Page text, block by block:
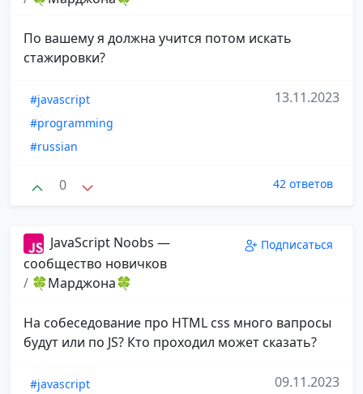
По вашему я должна учится потом искать
стажировки?
#javascript
#programming
#russian
13.11.2023
0 42 ответов
JavaScript Noobs —
сообщество новичков
/ 🍀Марджона🍀
Подписаться
На собеседование про HTML css много вапросы
будут или по JS? Кто проходил может сказать?
#javascript
09.11.2023